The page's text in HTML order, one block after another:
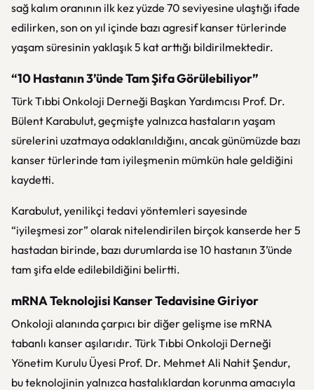
sağ kalım oranının ilk kez yüzde 70 seviyesine ulaştığı ifade
edilirken, son on yıl içinde bazı agresif kanser türlerinde
yaşam süresinin yaklaşık 5 kat arttığı bildirilmektedir.
“10 Hastanın 3’ünde Tam Şifa Görülebiliyor”
Türk Tıbbi Onkoloji Derneği Başkan Yardımcısı Prof. Dr.
Bülent Karabulut, geçmişte yalnızca hastaların yaşam
sürelerini uzatmaya odaklanıldığını, ancak günümüzde bazı
kanser türlerinde tam iyileşmenin mümkün hale geldiğini
kaydetti.
Karabulut, yenilikçi tedavi yöntemleri sayesinde
“iyileşmesi zor” olarak nitelendirilen birçok kanserde her 5
hastadan birinde, bazı durumlarda ise 10 hastanın 3’ünde
tam şifa elde edilebildiğini belirtti.
mRNA Teknolojisi Kanser Tedavisine Giriyor
Onkoloji alanında çarpıcı bir diğer gelişme ise mRNA
tabanlı kanser aşılarıdır. Türk Tıbbi Onkoloji Derneği
Yönetim Kurulu Üyesi Prof. Dr. Mehmet Ali Nahit Şendur,
bu teknolojinin yalnızca hastalıklardan korunma amacıyla